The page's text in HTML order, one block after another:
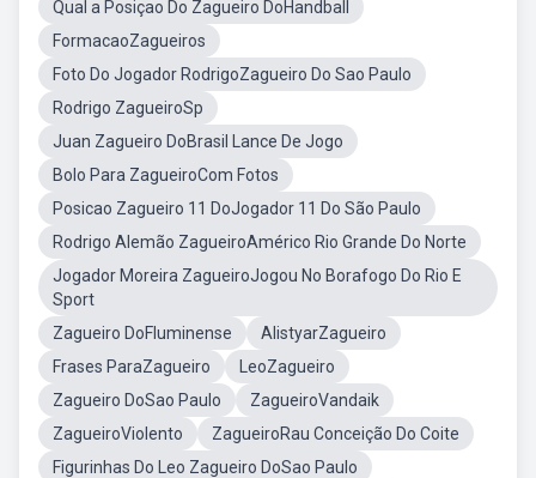
Qual a Posiçao Do Zagueiro DoHandball
FormacaoZagueiros
Foto Do Jogador RodrigoZagueiro Do Sao Paulo
Rodrigo ZagueiroSp
Juan Zagueiro DoBrasil Lance De Jogo
Bolo Para ZagueiroCom Fotos
Posicao Zagueiro 11 DoJogador 11 Do São Paulo
Rodrigo Alemão ZagueiroAmérico Rio Grande Do Norte
Jogador Moreira ZagueiroJogou No Borafogo Do Rio E
Sport
Zagueiro DoFluminense
AlistyarZagueiro
Frases ParaZagueiro
LeoZagueiro
Zagueiro DoSao Paulo
ZagueiroVandaik
ZagueiroViolento
ZagueiroRau Conceição Do Coite
Figurinhas Do Leo Zagueiro DoSao Paulo